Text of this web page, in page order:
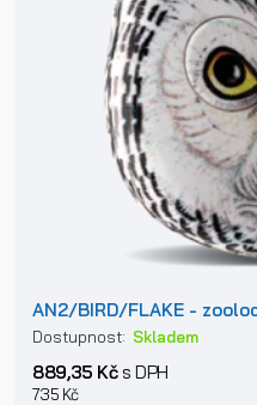
AN2/BIRD/FLAKE -
Dostupnost: Skladem
889,35 Kčs DPH
735 Kč